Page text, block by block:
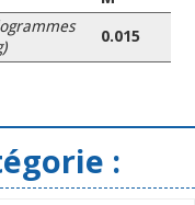
0.015
: